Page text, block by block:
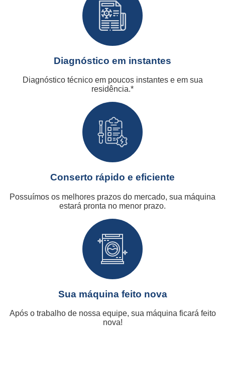
Diagnóstico em instantes
Diagnóstico técnico em poucos instantes e em sua
residência.*
Conserto rápido e eficiente
Possuímos os melhores prazos do mercado, sua máquina
estará pronta no menor prazo.
Sua máquina feito nova
Após o trabalho de nossa equipe, sua máquina ficará feito
nova!